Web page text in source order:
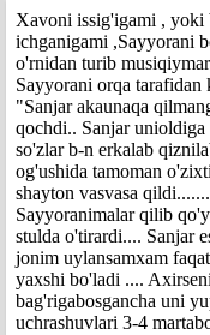
Xavoni issig'igami , yoki
ichganigami ,Sayyorani
o'rnidan turib
Sayyorani orqa
"Sanjar akaunaqa
qochdi.. Sanjar
so'zlar b-n erkalab
og'ushida tamoman
shayton vasvasa
Sayyoranimalar qilib
stulda o'tirardi.... Sanjar
jonim uylansamxam
yaxshi bo'ladi ....
bag'rigabosgancha uni
uchrashuvlari 3-4